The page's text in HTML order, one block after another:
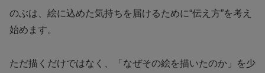
のぶは、絵に込めた気持ちを届けるために“伝え方”を考え
始めます。
ただ描くだけではなく、「なぜその絵を描いたのか」を少